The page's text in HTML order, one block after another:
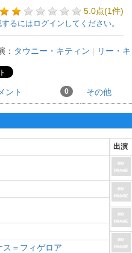
5.0点(1件)
るにはログインしてください。
： タウニー・キティン | リー・
ント 0 その他
ス＝フィゲロア
出演